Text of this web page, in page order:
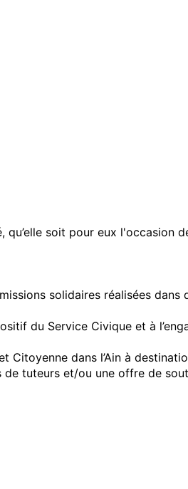
soit pour eux
solidaires réalisées
du Service Civique et à
dans l’Ain à
tuteurs et/ou une offre de